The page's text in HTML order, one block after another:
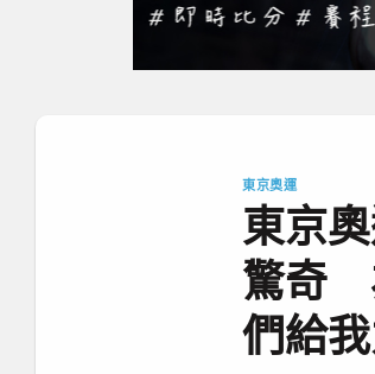
東京奧運
東京
驚奇
們給